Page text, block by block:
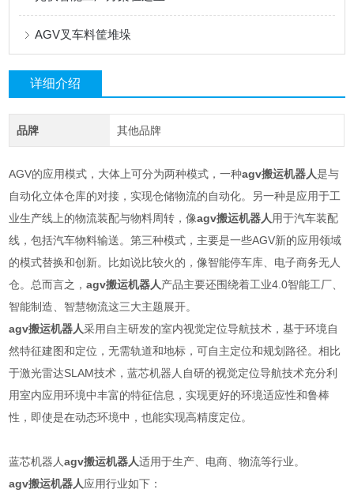
AGV叉车料筐堆垛
详细介绍
品牌 其他品牌
AGV的应用模式，大体上可分为两种模式，一种agv搬运机器人是与
自动化立体仓库的对接，实现仓储物流的自动化。另一种是应用于工
业生产线上的物流装配与物料周转，像agv搬运机器人 用于汽车装配
线，包括汽车物料输送。第三种模式，主要是一些AGV新的应用领域
的模式替换和创新。比如说比较火的，像智能停车库、电子商务无人
仓。总而言之，agv搬运机器人产品主要还围绕着工业4.0智能工厂、
智能制造、智慧物流这三大主题展开。
agv搬运机器人采用自主研发的室内视觉定位导航技术，基于环境自
然特征建图和定位，无需轨道和地标，可自主定位和规划路径。相比
于激光雷达SLAM技术，蓝芯机器人自研的视觉定位导航技术充分利
用室内应用环境中丰富的特征信息，实现更好的环境适应性和鲁棒
性，即使是在动态环境中，也能实现高精度定位。
蓝芯机器人agv搬运机器人适用于生产、电商、物流等行业。
agv搬运机器人应用行业如下：